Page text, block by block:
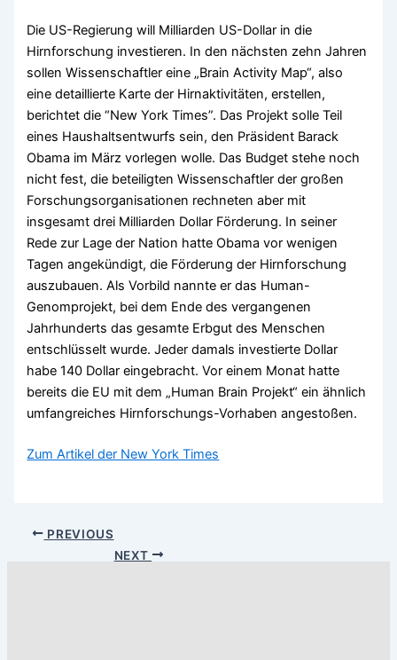
Die US-Regierung will Milliarden US-Dollar in die
Hirnforschung investieren. In den nächsten zehn Jahren
sollen Wissenschaftler eine „Brain Activity Map“, also
eine detaillierte Karte der Hirnaktivitäten, erstellen,
berichtet die “New York Times”. Das Projekt solle Teil
eines Haushaltsentwurfs sein, den Präsident Barack
Obama im März vorlegen wolle. Das Budget stehe noch
nicht fest, die beteiligten Wissenschaftler der großen
Forschungsorganisationen rechneten aber mit
insgesamt drei Milliarden Dollar Förderung. In seiner
Rede zur Lage der Nation hatte Obama vor wenigen
Tagen angekündigt, die Förderung der Hirnforschung
auszubauen. Als Vorbild nannte er das Human-
Genomprojekt, bei dem Ende des vergangenen
Jahrhunderts das gesamte Erbgut des Menschen
entschlüsselt wurde. Jeder damals investierte Dollar
habe 140 Dollar eingebracht. Vor einem Monat hatte
bereits die EU mit dem „Human Brain Projekt“ ein ähnlich
umfangreiches Hirnforschungs-Vorhaben angestoßen.
Zum Artikel der New York Times
PREVIOUS
NEXT